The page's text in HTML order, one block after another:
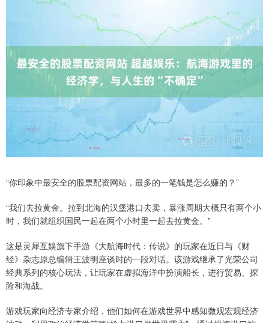
“你印象中最安全的股票配资网站，最多的一笔钱是怎么赚的？”
“我们去拉黄金。拉到北海的汉堡港口去卖，暴涨周期大概只有两个小
时，我们就组织国民一起在两个小时里一起去拉黄金。”
这是灵犀互娱旗下手游《大航海时代：传说》的玩家在近日与《财
经》杂志原总编辑王波明座谈时的一段对话。该游戏继承了光荣公司
经典系列的核心玩法，让玩家在虚拟海洋中扮演船长，进行贸易、探
险和海战。
游戏玩家向经济专家介绍，他们如何在游戏世界中感知微观宏观经济